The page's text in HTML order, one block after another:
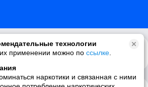
технологии
применении можно по ссылке
наркотики и связанная с ними